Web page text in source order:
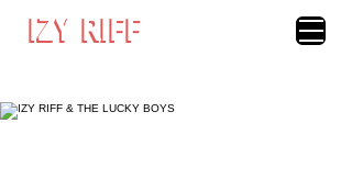
IZY RIFF
IZY RIFF